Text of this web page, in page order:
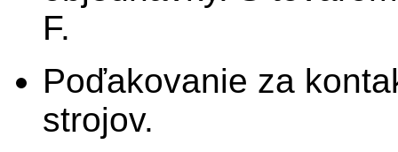
F.
Poďakovanie za
strojov.